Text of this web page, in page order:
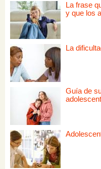
La frase
y que los
La
Guía de